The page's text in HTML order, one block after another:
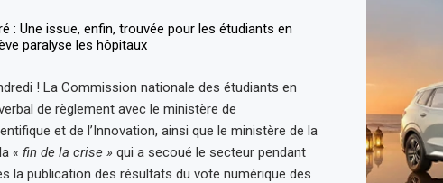
! La Commission nationale des étudiants en
de règlement avec le ministère de
et de l’Innovation, ainsi que le ministère de la
« fin de la crise » qui a secoué le secteur pendant
la publication des résultats du vote numérique des